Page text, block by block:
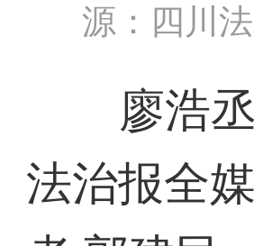
源：四川
廖浩丞
法治报全